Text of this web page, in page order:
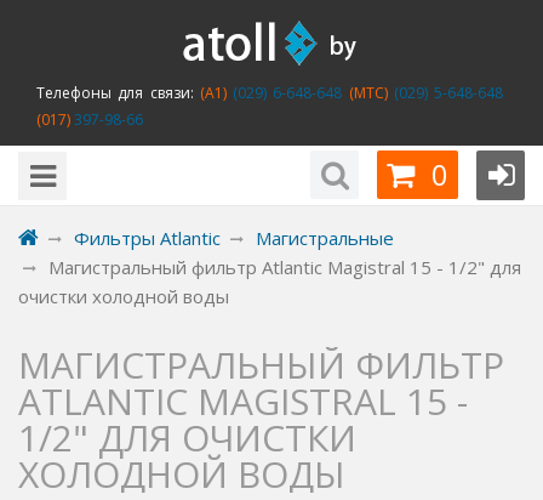
Телефоны для связи: (A1)(029) 6-648-648 (MTC)(029) 5-648-648
(017)397-98-66
0
Фильтры Atlantic
Магистральные
Магистральный фильтр Atlantic Magistral 15 - 1/2" для
очистки холодной воды
МАГИСТРАЛЬНЫЙ ФИЛЬТР
ATLANTIC MAGISTRAL 15 -
1/2" ДЛЯ ОЧИСТКИ
ХОЛОДНОЙ ВОДЫ